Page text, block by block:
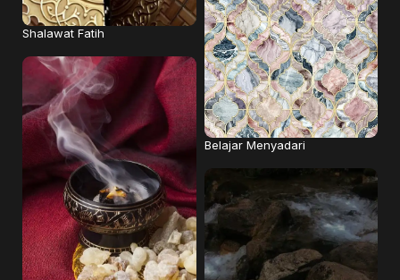
Shalawat Fatih
Belajar Menyadari